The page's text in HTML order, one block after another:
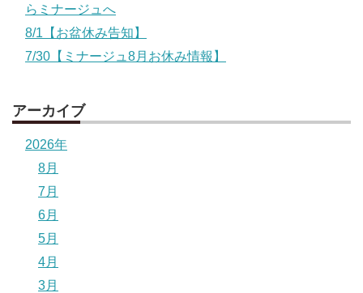
らミナージュへ
8/1【お盆休み告知】
7/30【ミナージュ8月お休み情報】
アーカイブ
2026年
8月
7月
6月
5月
4月
3月